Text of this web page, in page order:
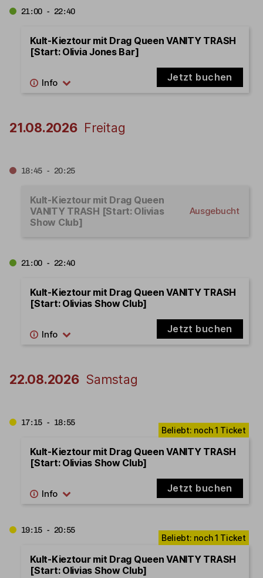
21:00 - 22:40
Kult-Kieztour mit Drag Queen VANITY TRASH
[Start: Olivia Jones Bar]
Jetzt buchen
21.08.2026 Freitag
18:45 - 20:25
Kult-Kieztour mit Drag Queen
VANITY TRASH [Start: Olivias
Show Club]
Ausgebucht
21:00 - 22:40
Kult-Kieztour mit Drag Queen VANITY TRASH
[Start: Olivias Show Club]
Jetzt buchen
22.08.2026 Samstag
17:15 - 18:55
Kult-Kieztour mit Drag Queen VANITY TRASH
[Start: Olivias Show Club]
Jetzt buchen
19:15 - 20:55
Kult-Kieztour mit Drag Queen VANITY TRASH
[Start: Olivias Show Club]